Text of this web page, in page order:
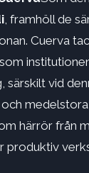
, framhöll de
Cuerva
särskilt vid
härrör från
produktiv